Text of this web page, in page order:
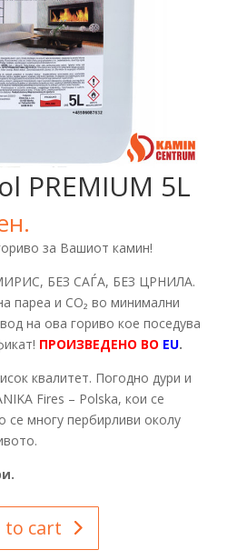
PREMIUM 5L
за Вашиот камин!
БЕЗ САЃА, БЕЗ ЦРНИЛА.
пареа и СО₂ во минимални
на ова гориво кое поседува
ПРОИЗВЕДЕНО ВО EU.
квалитет. Погодно дури и
Fires – Polska, кои се
се многу пербирливи околу
to cart